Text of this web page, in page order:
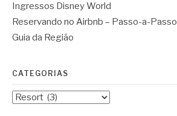
Ingressos Disney World
Reservando no Airbnb – Passo-a-Passo
Guia da Região
CATEGORIAS
Categorias